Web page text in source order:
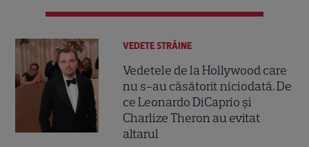
VEDETE STRĂINE
Vedetele de la Hollywood care
nu s-au căsătorit niciodată. De
ce Leonardo DiCaprio și
Charlize Theron au evitat
altarul